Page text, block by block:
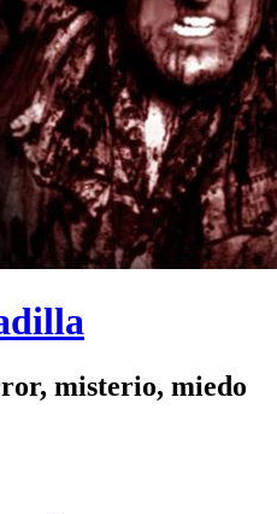
misterio, miedo